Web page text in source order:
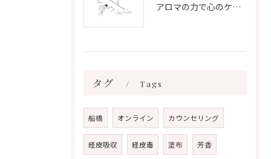
アロマの力で心のケアをする方法
タグ Tags
船橋 オンライン カウンセリング
経皮吸収 経皮毒 塗布 芳香